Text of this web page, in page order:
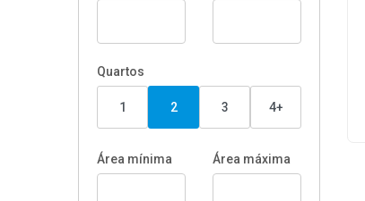
Quartos
1 2 3 4+
Área mínima Área máxima